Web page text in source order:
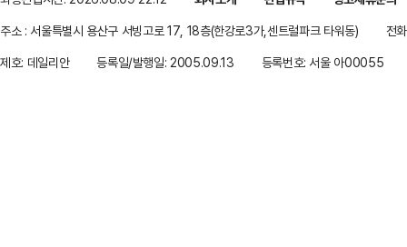
주소 : 서울특별시 용산구 서빙고로 17, 18층(한강로3가,센트럴파크 타워동)
전
제호: 데일리안
등록일/발행일: 2005.09.13 등록번호: 서울 아00055